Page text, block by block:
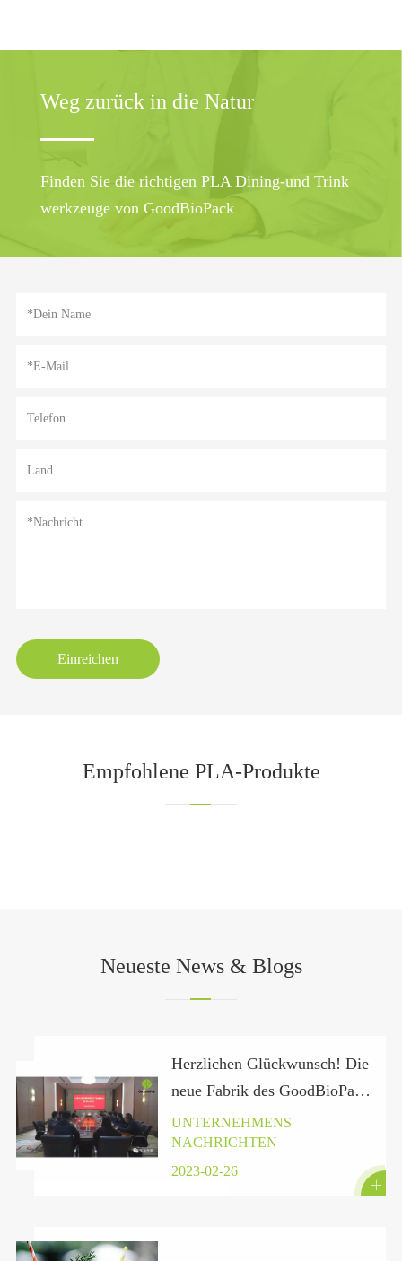
Weg zurück in die Natur
Finden Sie die richtigen PLA Dining-und Trink
werkzeuge von GoodBioPack
Einreichen
Empfohlene PLA-Produkte
Neueste News & Blogs
Herzlichen Glückwunsch! Die
neue Fabrik des GoodBioPak
in der Provinz Hubei hat
offiziell einen Vertrag unter
zeichnet.
UNTERNEHMENS
NACHRICHTEN
2023-02-26
